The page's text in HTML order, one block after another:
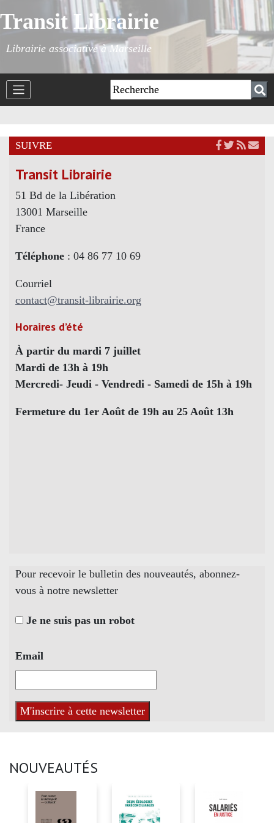
Transit Librairie
Librairie associative à Marseille
SUIVRE
Transit Librairie
51 Bd de la Libération
13001 Marseille
France
Téléphone : 04 86 77 10 69
Courriel
contact@transit-librairie.org
Horaires d’été
À partir du mardi 7 juillet
Mardi de 13h à 19h
Mercredi- Jeudi - Vendredi - Samedi de 15h à 19h
Fermeture du 1er Août de 19h au 25 Août 13h
Pour recevoir le bulletin des nouveautés, abonnez-
vous à notre newsletter
Je ne suis pas un robot
Email
NOUVEAUTÉS